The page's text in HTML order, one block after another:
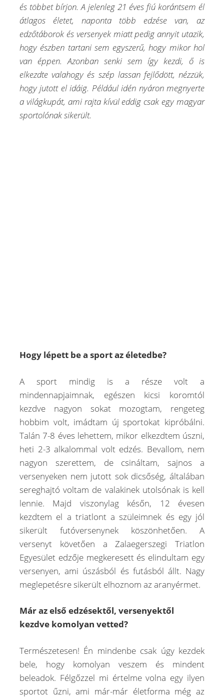
és többet bírjon. A jelenleg 21 éves fiú korántsem él
átlagos életet, naponta több edzése van, az
edzőtáborok és versenyek miatt pedig annyit utazik,
hogy észben tartani sem egyszerű, hogy mikor hol
van éppen. Azonban senki sem így kezdi, ő is
elkezdte valahogy és szép lassan fejlődött, nézzük,
hogy jutott el idáig. Például idén nyáron megnyerte
a világkupát, ami rajta kívül eddig csak egy magyar
sportolónak sikerült.
Hogy lépett be a sport az életedbe?
A sport mindig is a része volt a
mindennapjaimnak, egészen kicsi koromtól
kezdve nagyon sokat mozogtam, rengeteg
hobbim volt, imádtam új sportokat kipróbálni.
Talán 7-8 éves lehettem, mikor elkezdtem úszni,
heti 2-3 alkalommal volt edzés. Bevallom, nem
nagyon szerettem, de csináltam, sajnos a
versenyeken nem jutott sok dicsőség, általában
sereghajtó voltam de valakinek utolsónak is kell
lennie. Majd viszonylag későn, 12 évesen
kezdtem el a triatlont a szüleimnek és egy jól
sikerült futóversenynek köszönhetően. A
versenyt követően a Zalaegerszegi Triatlon
Egyesület edzője megkeresett és elindultam egy
versenyen, ami úszásból és futásból állt. Nagy
meglepetésre sikerült elhoznom az aranyérmet.
Már az első edzésektől, versenyektől
kezdve komolyan vetted?
Természetesen! Én mindenbe csak úgy kezdek
bele, hogy komolyan veszem és mindent
beleadok. Félgőzzel mi értelme volna egy ilyen
sportot űzni, ami már-már életforma még az